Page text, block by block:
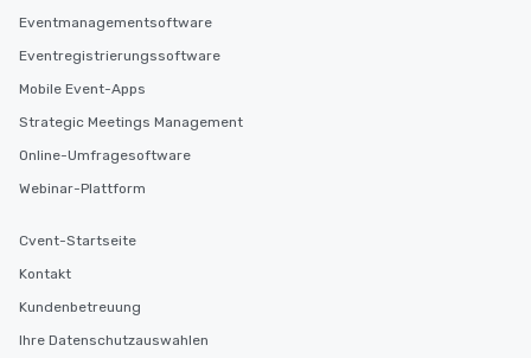
Eventmanagementsoftware
Eventregistrierungssoftware
Mobile Event-Apps
Strategic Meetings Management
Online-Umfragesoftware
Webinar-Plattform
Cvent-Startseite
Kontakt
Kundenbetreuung
Ihre Datenschutzauswahlen